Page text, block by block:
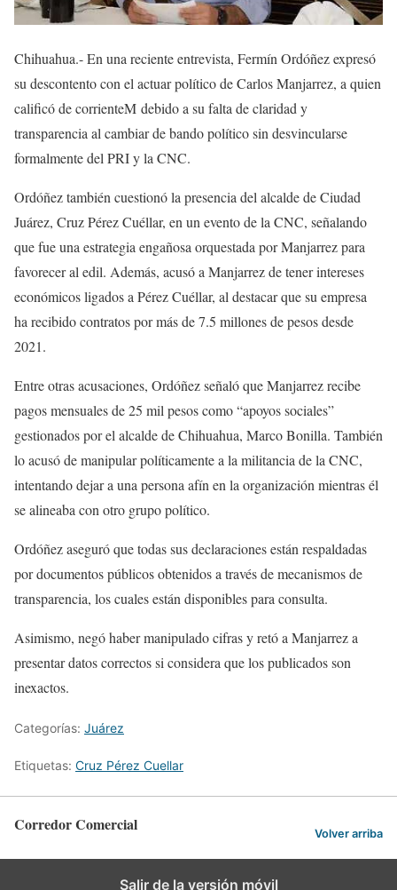
Chihuahua.- En una reciente entrevista, Fermín Ordóñez expresó
su descontento con el actuar político de Carlos Manjarrez, a quien
calificó de corrienteM debido a su falta de claridad y
transparencia al cambiar de bando político sin desvincularse
formalmente del PRI y la CNC.
Ordóñez también cuestionó la presencia del alcalde de Ciudad
Juárez, Cruz Pérez Cuéllar, en un evento de la CNC, señalando
que fue una estrategia engañosa orquestada por Manjarrez para
favorecer al edil. Además, acusó a Manjarrez de tener intereses
económicos ligados a Pérez Cuéllar, al destacar que su empresa
ha recibido contratos por más de 7.5 millones de pesos desde
2021.
Entre otras acusaciones, Ordóñez señaló que Manjarrez recibe
pagos mensuales de 25 mil pesos como “apoyos sociales”
gestionados por el alcalde de Chihuahua, Marco Bonilla. También
lo acusó de manipular políticamente a la militancia de la CNC,
intentando dejar a una persona afín en la organización mientras él
se alineaba con otro grupo político.
Ordóñez aseguró que todas sus declaraciones están respaldadas
por documentos públicos obtenidos a través de mecanismos de
transparencia, los cuales están disponibles para consulta.
Asimismo, negó haber manipulado cifras y retó a Manjarrez a
presentar datos correctos si considera que los publicados son
inexactos.
Categorías: Juárez
Etiquetas: Cruz Pérez Cuellar
Corredor Comercial Volver arriba
Salir de la versión móvil